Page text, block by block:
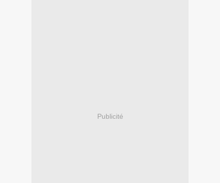
Publicité